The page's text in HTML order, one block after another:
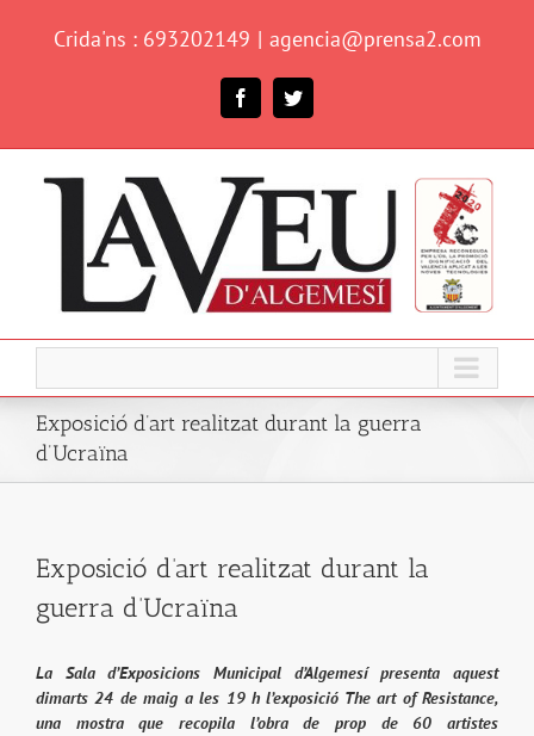
Crida'ns : 693202149 | agencia@prensa2.com
FacebookTwitter
Exposició d’art realitzat durant la guerra
d’Ucraïna
Exposició d’art realitzat durant la
guerra d’Ucraïna
La Sala d’Exposicions Municipal d’Algemesí presenta aquest
dimarts 24 de maig a les 19 h l’exposició The art of Resistance,
una mostra que recopila l’obra de prop de 60 artistes